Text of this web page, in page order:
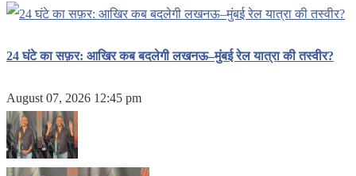
24 घंटे का सफ़र: आखिर कब बदलेगी लखनऊ–मुंबई रेल यात्रा की तस्वीर?
August 07, 2026 12:45 pm